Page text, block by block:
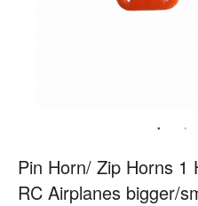
Pin Horn/ Zip Horns 1
RC Airplanes bigger/